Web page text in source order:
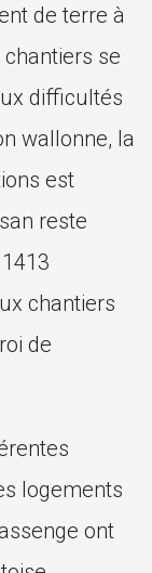
de terre à
se
difficultés
wallonne, la
est
reste
chantiers
de
logements
ont